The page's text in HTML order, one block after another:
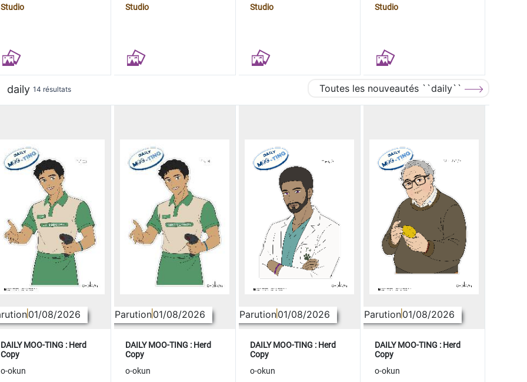
Studio
Studio
Studio
Studio
daily 14 résultats Toutes les nouveautés ``daily``
01/08/2026
DAILY MOO-TING : Herd
Copy
o-okun
Parution01/08/2026
DAILY MOO-TING : Herd
Copy
o-okun
Parution01/08/2026
DAILY MOO-TING : Herd
Copy
o-okun
Parution01/08/2026
DAILY MOO-TING : Herd
Copy
o-okun